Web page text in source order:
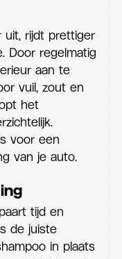
uit, rijdt prettiger
Door regelmatig
aan te
vuil, zout en
het
voor een
van je auto.
tijd en
de juiste
in plaats